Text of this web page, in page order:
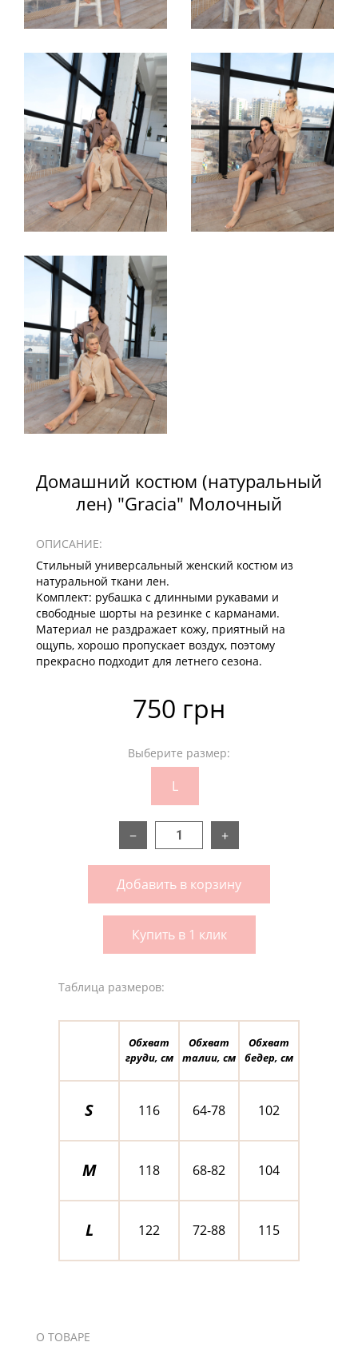
Домашний костюм (натуральный
лен) "Gracia" Молочный
ОПИСАНИЕ:
Стильный универсальный женский костюм из
натуральной ткани лен.
Комплект: рубашка с длинными рукавами и
свободные шорты на резинке с карманами.
Материал не раздражает кожу, приятный на
ощупь, хорошо пропускает воздух, поэтому
прекрасно подходит для летнего сезона.
750 грн
Выберите размер:
L
− +
Добавить в корзину
Купить в 1 клик
Таблица размеров:
Обхват
груди, см
Обхват
талии, см
Обхват
бедер, см
S 116 64-78 102
M 118 68-82 104
L 122 72-88 115
О ТОВАРЕ